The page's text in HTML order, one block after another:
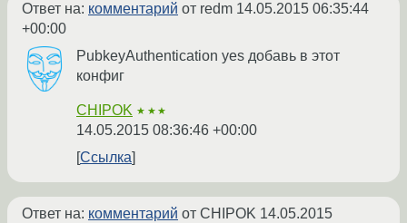
Ответ на: комментарий от redm 14.05.2015 06:35:44
+00:00
PubkeyAuthentication yes добавь в этот
конфиг
CHIPOK ★★★
14.05.2015 08:36:46 +00:00
Ссылка
Ответ на: комментарий от CHIPOK 14.05.2015